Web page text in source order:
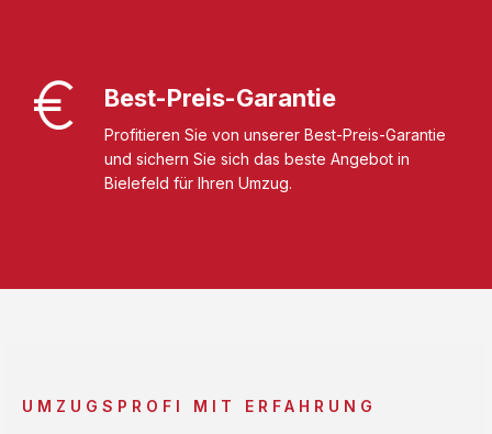
Best-Preis-Garantie
Profitieren Sie von unserer Best-Preis-Garantie
und sichern Sie sich das beste Angebot in
Bielefeld für Ihren Umzug.
UMZUGSPROFI MIT ERFAHRUNG